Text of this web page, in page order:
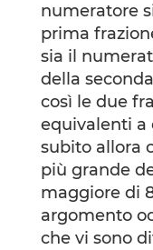
numeratore
prima
sia il
della
così le due
equivalenti a
subito allora
più grande
maggiore di
argomento
che vi sono